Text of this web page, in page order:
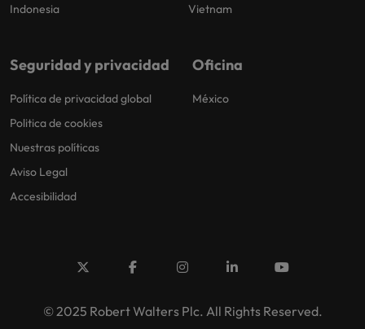
Indonesia
Vietnam
Seguridad y privacidad
Política de privacidad global
Politica de cookies
Nuestras políticas
Aviso Legal
Accesibilidad
Oficina
México
© 2025 Robert Walters Plc. All Rights Reserved.